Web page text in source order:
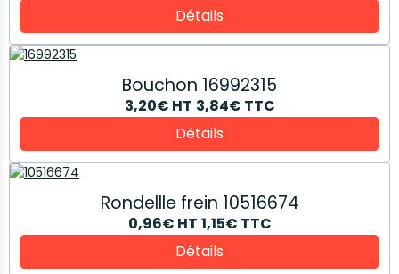
Détails
Bouchon 16992315
3,20€ HT 3,84€ TTC
Détails
Rondellle frein 10516674
0,96€ HT 1,15€ TTC
Détails